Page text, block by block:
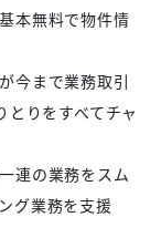
本無料で物件情
今まで業務取引
とりをすべてチャ
連の業務をスム
グ業務を支援